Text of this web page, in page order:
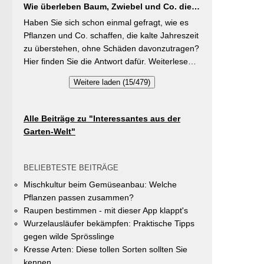
Buschbohnen eine moderierte Düngung
während der Wachstumsphase. Besonderes
Detail: Bohnen gehen Symbiosen mit
Knöllchenbakterien ein, die Stickstoff aus der
Luft binden – Vorfrucht-Wirkung für das
gleichzeitig durch die Entsiegelung von
Privatflächen einen aktiven Beitrag zur
Verbesserung des Ortsklimas zu leisten.
Warum? Entsiegelte Flächen helfen… Hitze zu
reduzieren Regenwasser besser zu speichern
zu gestalten. Insgesamt drei Gärten werden
aus Vertretern der Gemeinde Unterhaching
sowie des Gartenbauvereins Unterhaching
jeweils einen Gutschein von Pflanzen-Kölle
Insektenhotel und eine Urkunde. Die
Teilnahmebedingungen, Bewertungskriterien
und das Anmeldeformular siehe auf den Seiten
der Gemeinde Unterhaching (Termin
abgelaufen).
Wie überleben Baum, Zwiebel und Co. die
kalte Jahreszeit?
Haben Sie sich schon einmal gefragt, wie es
Pflanzen und Co. schaffen, die kalte Jahreszeit
zu überstehen, ohne Schäden davonzutragen?
Hier finden Sie die Antwort dafür. Weiterlesen
bei „GartenTipps“
Weitere laden (15/479)
Alle Beiträge zu "Interessantes aus der
Garten-Welt"
BELIEBTESTE BEITRÄGE
Mischkultur beim Gemüseanbau: Welche
Pflanzen passen zusammen?
Raupen bestimmen - mit dieser App klappt's
Wurzelausläufer bekämpfen: Praktische Tipps
gegen wilde Sprösslinge
Kresse Arten: Diese tollen Sorten sollten Sie
kennen